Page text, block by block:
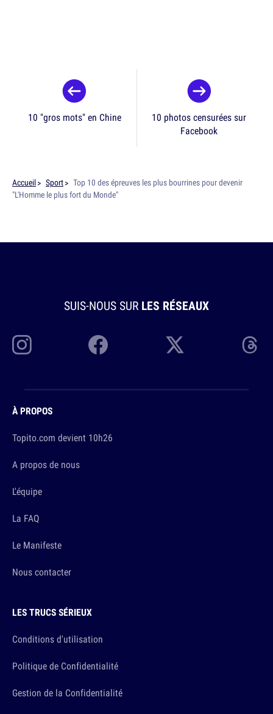
10 "gros mots" en Chine
10 photos censurées sur
Facebook
Accueil Sport
Top 10 des épreuves les plus bourrines pour devenir
"L'Homme le plus fort du Monde"
SUIS-NOUS SUR LES RÉSEAUX
À PROPOS
Topito.com devient 10h26
A propos de nous
L'équipe
La FAQ
Le Manifeste
Nous contacter
LES TRUCS SÉRIEUX
Conditions d'utilisation
Politique de Confidentialité
Gestion de la Confidentialité